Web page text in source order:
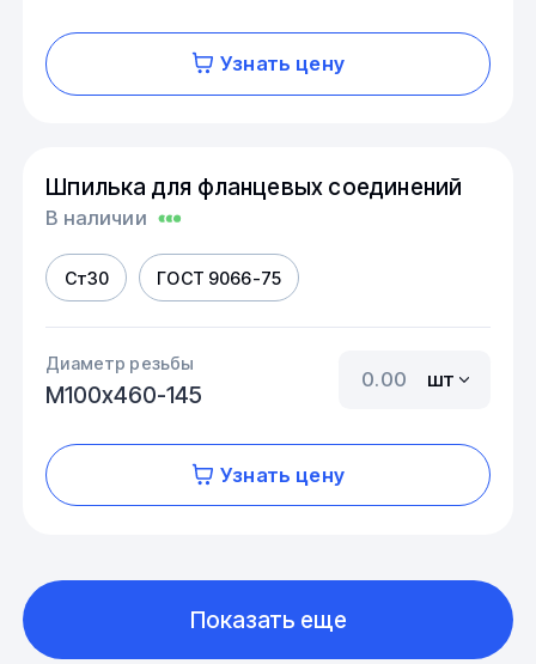
Узнать цену
Шпилька для фланцевых соединений
В наличии
Ст30 ГОСТ 9066-75
Диаметр резьбы
М100х460-145
шт
Узнать цену
Показать еще